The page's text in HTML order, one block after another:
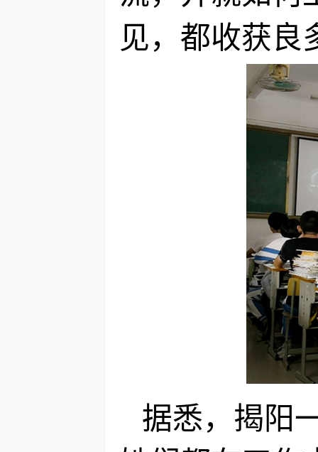
见，都收获良
据悉，揭阳